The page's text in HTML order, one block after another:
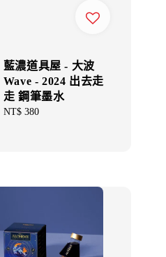
藍濃道具屋 - 大波
Wave - 2024 出去走
走 鋼筆墨水
Regular
NT$ 380